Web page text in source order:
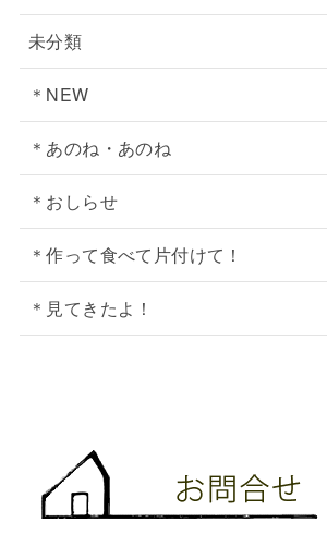
未分類
＊NEW
＊あのね・あのね
＊おしらせ
＊作って食べて片付けて！
＊見てきたよ！